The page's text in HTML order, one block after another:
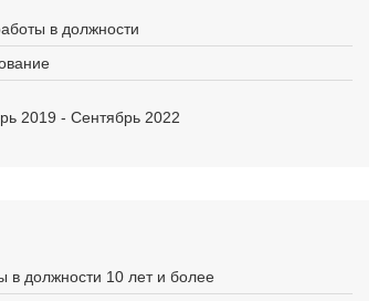
в должности
2019 - Сентябрь 2022
в должности 10 лет и более